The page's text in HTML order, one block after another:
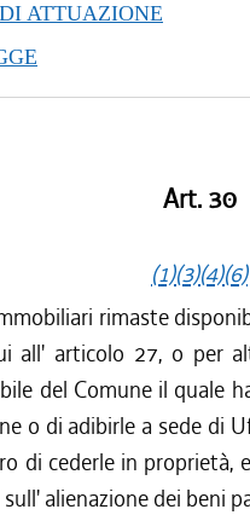
ATTUAZIONE
Art. 30
(1)(3)(4)(6)
rimaste
all' articolo 27, o per
del Comune il quale
o di adibirle a sede di
di cederle in proprietà,
alienazione dei beni